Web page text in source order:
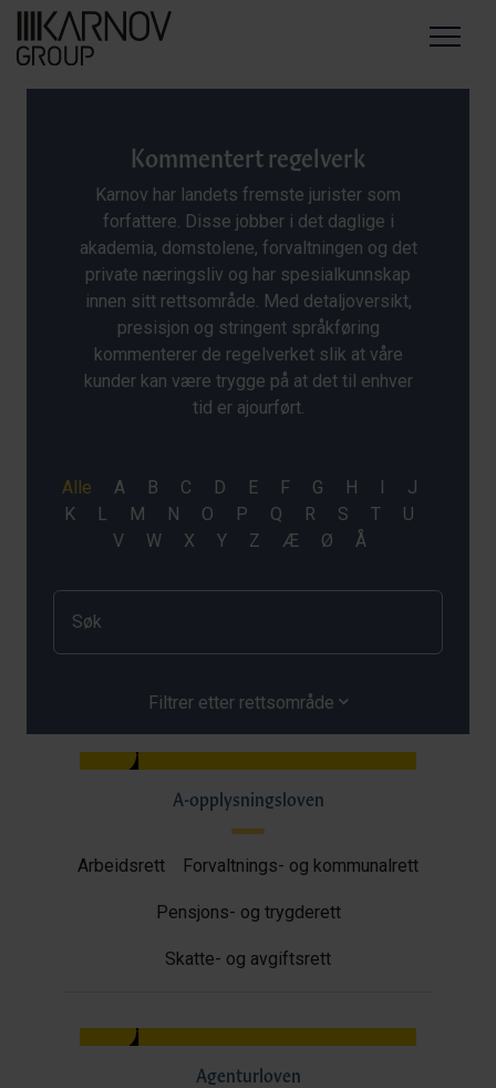
Menu
Kommentert regelverk
Karnov har landets fremste jurister som
forfattere. Disse jobber i det daglige i
akademia, domstolene, forvaltningen og det
private næringsliv og har spesialkunnskap
innen sitt rettsområde. Med detaljoversikt,
presisjon og stringent språkføring
kommenterer de regelverket slik at våre
kunder kan være trygge på at det til enhver
tid er ajourført.
Filtrer etter rettsområde
A-opplysningsloven
Arbeidsrett Forvaltnings- og kommunalrett
Pensjons- og trygderett
Skatte- og avgiftsrett
Agenturloven